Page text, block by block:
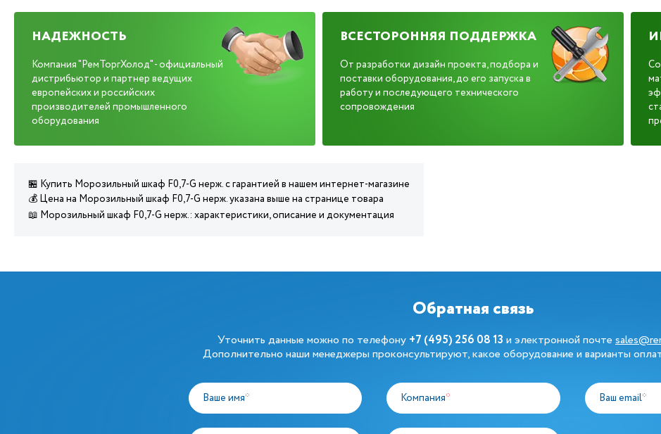
НАДЕЖНОСТЬ
Компания "РемТоргХолод" - официальный
дистрибьютор и партнер ведущих
европейских и российских
производителей промышленного
оборудования
ВСЕСТОРОННЯЯ ПОДДЕРЖКА
От разработки дизайн проекта, подбора и
поставки оборудования, до его запуска в
работу и последующего технического
сопровождения
🏪 Купить Морозильный шкаф F0,7-G нерж. с гарантией в нашем интернет-магазине
💰 Цена на Морозильный шкаф F0,7-G нерж. указана выше на странице товара
📖 Морозильный шкаф F0,7-G нерж.: характеристики, описание и документация
Обратная связь
Уточнить данные можно по телефону +7 (495) 256 08 13 и электронной почте
Дополнительно наши менеджеры проконсультируют, какое оборудование и варианты
Ваше имя* Компания* Ваш email*